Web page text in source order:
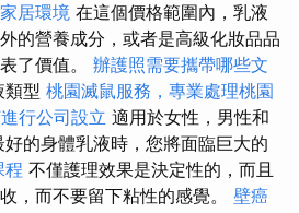
居環境 在這個價格範圍內，乳液
的營養成分，或者是高級化妝品品
了價值。 辦護照需要攜帶哪些文
類型 桃園滅鼠服務，專業處理桃園
行公司設立 適用於女性，男性和
的身體乳液時，您將面臨巨大的
程 不僅護理效果是決定性的，而且
，而不要留下粘性的感覺。 壁癌